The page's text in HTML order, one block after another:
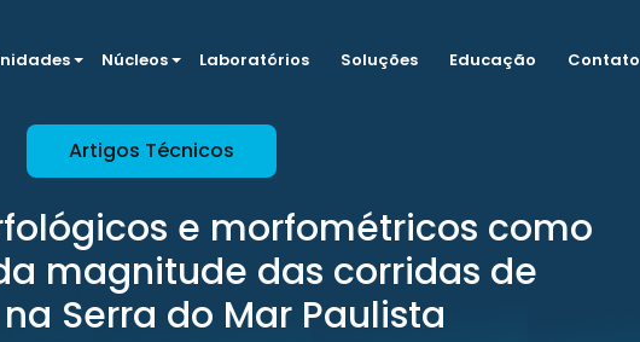
Núcleos Laboratórios Soluções Educação Contato
Artigos Técnicos
e morfométricos como
magnitude das corridas de
Serra do Mar Paulista